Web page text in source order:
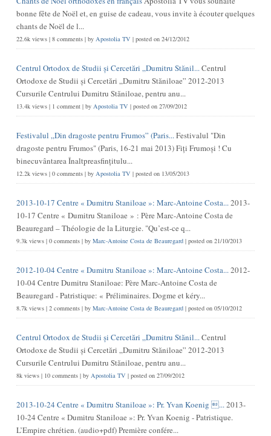
bonne fête de Noël et, en guise de cadeau, vous invite à écouter quelques
chants de Noël de l...
22.6k views| 8 comments| by Apostolia TV | posted on 24/12/2012
Centrul Ortodox de Studii și Cercetări „Dumitru Stănil...Centrul
Ortodoxe de Studii și Cercetări „Dumitru Stăniloae” 2012-2013
Cursurile Centrului Dumitru Stăniloae, pentru anu...
13.4k views| 1 comment| by Apostolia TV | posted on 27/09/2012
Festivalul „Din dragoste pentru Frumos” (Paris...Festivalul "Din
dragoste pentru Frumos" (Paris, 16-21 mai 2013) Fiţi Frumoşi ! Cu
binecuvântarea Înaltpreasfinţitulu...
12.2k views| 0 comments| by Apostolia TV | posted on 13/05/2013
2013-10-17 Centre « Dumitru Staniloae »: Marc-Antoine Costa...2013-
10-17 Centre « Dumitru Staniloae » : Père Marc-Antoine Costa de
Beauregard – Théologie de la Liturgie. "Qu’est-ce q...
9.3k views| 0 comments| by Marc-Antoine Costa de Beauregard| posted on 21/10/2013
2012-10-04 Centre « Dumitru Staniloae »: Marc-Antoine Costa...2012-
10-04 Centre Dumitru Staniloae: Père Marc-Antoine Costa de
Beauregard - Patristique: « Préliminaires. Dogme et kéry...
8.7k views| 2 comments| by Marc-Antoine Costa de Beauregard| posted on 05/10/2012
Centrul Ortodox de Studii și Cercetări „Dumitru Stănil...Centrul
Ortodoxe de Studii și Cercetări „Dumitru Stăniloae” 2012-2013
Cursurile Centrului Dumitru Stăniloae, pentru anu...
8k views| 10 comments| by Apostolia TV | posted on 27/09/2012
2013-10-24 Centre « Dumitru Staniloae »: Pr. Yvan Koenig ...2013-
10-24 Centre « Dumitru Staniloae »: Pr. Yvan Koenig - Patristique.
L’Empire chrétien. (audio+pdf) Première confére...